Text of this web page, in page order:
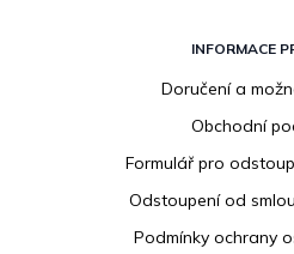
INFORMACE
Doručení a
Obchodní
Formulář pro
Odstoupení od
Podmínky ochrany